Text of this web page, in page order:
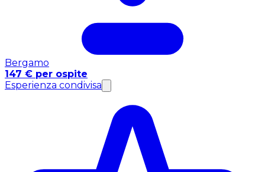
Bergamo
147 € per ospite
Esperienza condivisa